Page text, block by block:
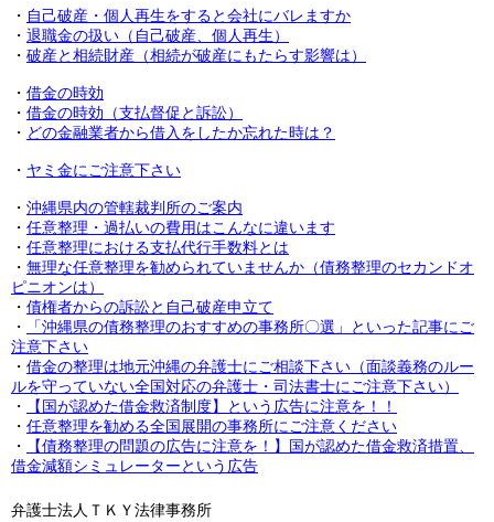
・ 自己破産・個人再生をすると会社にバレますか
・ 退職金の扱い（自己破産、個人再生）
・ 破産と相続財産（相続が破産にもたらす影響は）
・ 借金の時効
・ 借金の時効（支払督促と訴訟）
・ どの金融業者から借入をしたか忘れた時は？
・ ヤミ金にご注意下さい
・ 沖縄県内の管轄裁判所のご案内
・ 任意整理・過払いの費用はこんなに違います
・ 任意整理における支払代行手数料とは
・ 無理な任意整理を勧められていませんか（債務整理のセカンドオ
ピニオンは）
・ 債権者からの訴訟と自己破産申立て
・
「沖縄県の債務整理のおすすめの事務所〇選」といった記事にご
注意下さい
・ 借金の整理は地元沖縄の弁護士にご相談下さい（面談義務のルー
ルを守っていない全国対応の弁護士・司法書士にご注意下さい）
・
【国が認めた借金救済制度】という広告に注意を！！
・ 任意整理を勧める全国展開の事務所にご注意ください
・
【債務整理の問題の広告に注意を！】国が認めた借金救済措置、
借金減額シミュレーターという広告
弁護士法人ＴＫＹ法律事務所